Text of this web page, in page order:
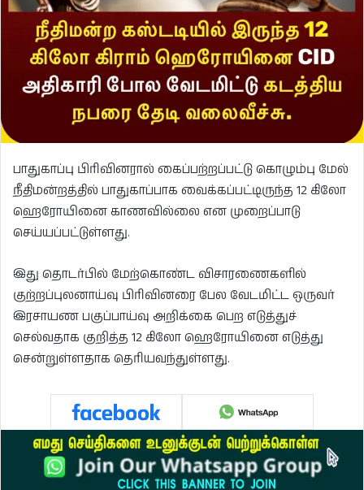
பாதுகாப்பு பிரிவினரால் கைப்பற்றப்பட்டு கொழும்பு மேல்
நீதிமன்றத்தில் பாதுகாப்பாக வைக்கப்பட்டிருந்த 12 கிலோ
ஹெரோயினை காணவில்லை என முறைப்பாடு
செய்யப்பட்டுள்ளது.
இது தொடர்பில் மேற்கொண்ட விசாரணைகளில்
குற்றப்புலனாய்வு பிரிவினரை பேல வேடமிட்ட ஒருவர்
இரசாயண பகுப்பாய்வு அறிக்கை பெற எடுத்துச்
செல்வதாக குறித்த 12 கிலோ ஹெரோயினை எடுத்து
சென்றுள்ளதாக தெரியவந்துள்ளது.